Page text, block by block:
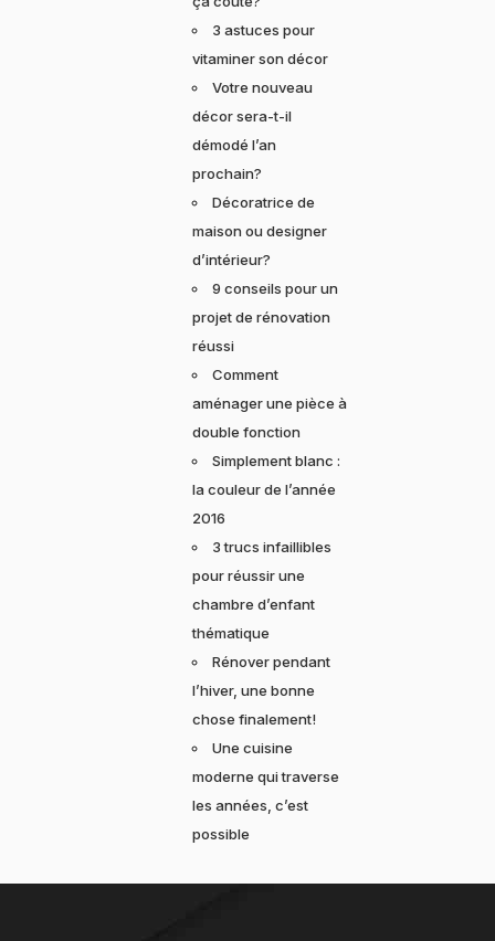
3 astuces pour
vitaminer son décor
Votre nouveau
décor sera-t-il
démodé l’an
prochain?
Décoratrice de
maison ou designer
d’intérieur?
9 conseils pour un
projet de rénovation
réussi
Comment
aménager une pièce à
double fonction
Simplement blanc :
la couleur de l’année
2016
3 trucs infaillibles
pour réussir une
chambre d’enfant
thématique
Rénover pendant
l’hiver, une bonne
chose finalement!
Une cuisine
moderne qui traverse
les années, c’est
possible